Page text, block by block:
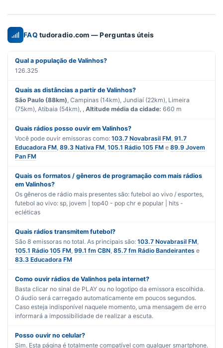
FAQ tudoradio.com — Perguntas úteis
Qual a população de Valinhos?
126.325
Quais as distâncias a partir de Valinhos?
São Paulo (88km), Campinas (14km), Jundiaí (22km), Limeira
(75km), Atibaia (54km), , Altitude média da cidade: 660 m
Quais rádios posso ouvir em Valinhos?
Você pode ouvir emissoras como: 103.7 Novabrasil FM, 91.7
Educadora FM, 89.3 Nativa FM, 105.1 Rádio 105 FM e 89.9 Jovem
Pan FM
Quais os formatos / gêneros de programação com mais rádios
em Valinhos?
Os gêneros de rádio mais presentes são: futebol ao vivo / esportes,
futebol ao vivo: sp, jovem | top40 - pop chr e popular | hits -
ecléticas
Quais rádios transmitem futebol?
São 8 emissoras no total. As principais são: 103.7 Novabrasil FM,
105.1 Rádio 105 FM, 99.1 fm CBN, 85.7 fm Rádio Bandeirantes e
83.3 Educadora FM
Como ouvir rádios de Valinhos pela internet?
Basta clicar no sinal de PLAY ou no logotipo da emissora escolhida.
O áudio será carregado automaticamente em poucos segundos.
Caso esteja indisponível naquele momento, uma mensagem de erro
informará a impossibilidade de realizar a escuta.
Posso ouvir no celular?
Sim. Esta página é totalmente compatível com qualquer smartphone.